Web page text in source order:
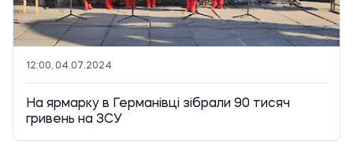
12:00, 04.07.2024
На ярмарку в Германівці зібрали 90 тисяч
гривень на ЗСУ